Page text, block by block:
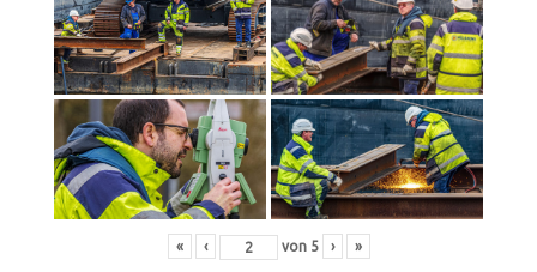
« ‹ von 5 › »